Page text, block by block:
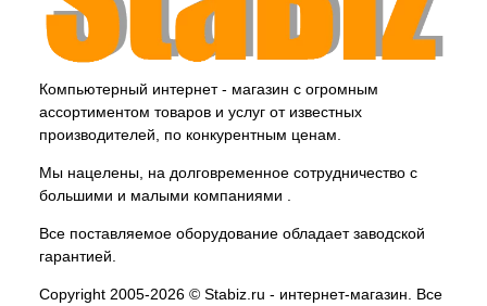
Компьютерный интернет - магазин с огромным
ассортиментом товаров и услуг от известных
производителей, по конкурентным ценам.
Мы нацелены, на долговременное сотрудничество с
большими и малыми компаниями .
Все поставляемое оборудование обладает заводской
гарантией.
Copyright 2005-2026 © Stabiz.ru - интернет-магазин. Все